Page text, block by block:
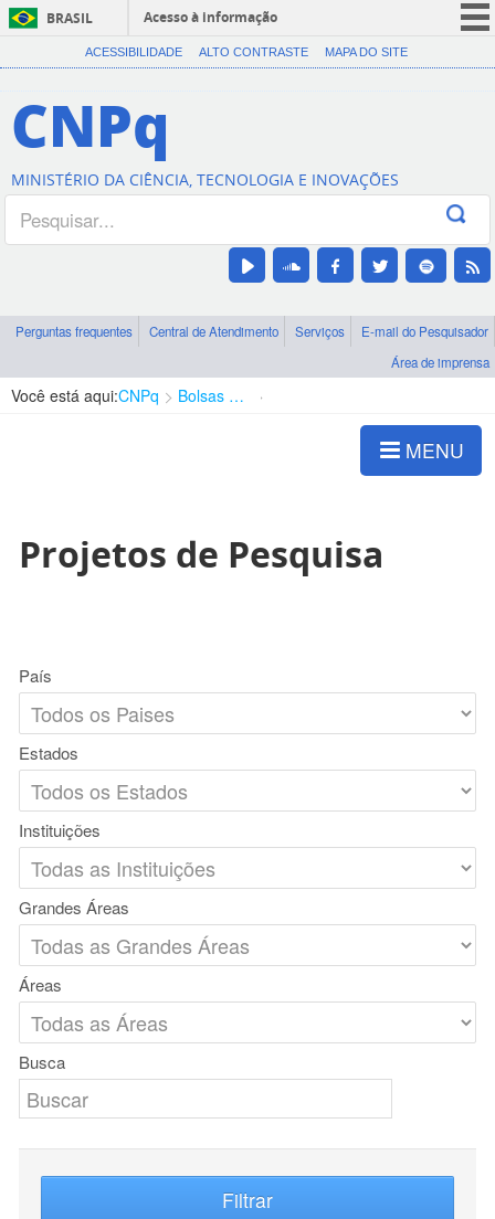
BRASIL
Acesso à informação
CORONAVÍRUS (COVID-19)
Canais
ACESSIBILIDADE ALTO CONTRASTE MAPA DO SITE
CNPq
MINISTÉRIO DA CIÊNCIA, TECNOLOGIA E INOVAÇÕES
Perguntas frequentes Central de Atendimento Serviços
E-mail do Pesquisador
Área de imprensa
Você está aqui:CNPq Bolsas e Auxílios Vigentes
MENU
Projetos de Pesquisa
País
Estados
Instituições
Grandes Áreas
Áreas
Busca
Filtrar